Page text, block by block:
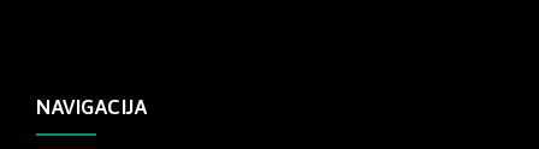
NAVIGACIJA